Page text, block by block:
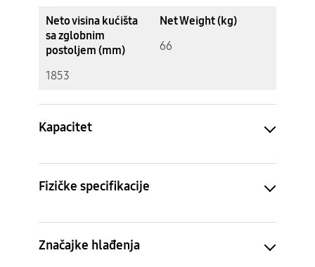
Neto visina kućišta
sa zglobnim
postoljem (mm)
1853
Net Weight (kg)
66
Kapacitet
Fizičke specifikacije
Značajke hlađenja